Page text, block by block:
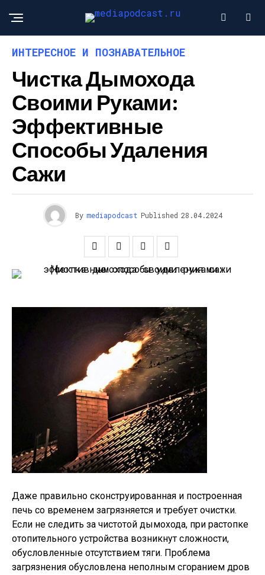
ИНТЕРЕСНОЕ И ПОЗНАВАТЕЛЬНОЕ
Чистка Дымохода
Своими Руками:
Эффективные
Способы Удаления
Сажи
By mediapodcast Published 28.04.2024
Даже правильно сконструированная и построенная
печь со временем загрязняется и требует очистки.
Если не следить за чистотой дымохода, при растопке
отопительного устройства возникнут сложности,
обусловленные отсутствием тяги. Проблема
загрязнения обусловлена неполным сгоранием дров